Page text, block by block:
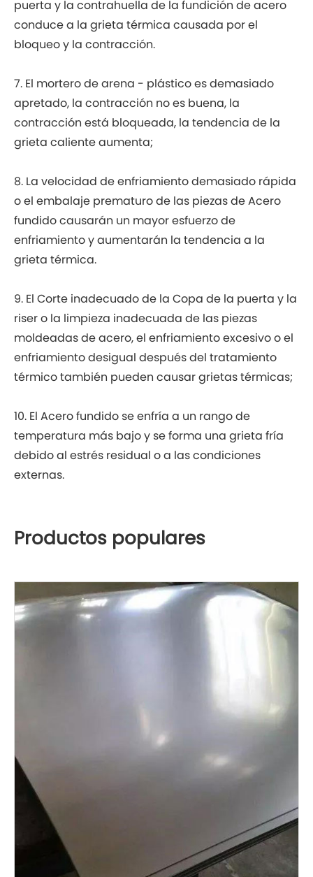
puerta y la contrahuella de la fundición de acero
conduce a la grieta térmica causada por el
bloqueo y la contracción.
7. El mortero de arena - plástico es demasiado
apretado, la contracción no es buena, la
contracción está bloqueada, la tendencia de la
grieta caliente aumenta;
8. La velocidad de enfriamiento demasiado rápida
o el embalaje prematuro de las piezas de Acero
fundido causarán un mayor esfuerzo de
enfriamiento y aumentarán la tendencia a la
grieta térmica.
9. El Corte inadecuado de la Copa de la puerta y la
riser o la limpieza inadecuada de las piezas
moldeadas de acero, el enfriamiento excesivo o el
enfriamiento desigual después del tratamiento
térmico también pueden causar grietas térmicas;
10. El Acero fundido se enfría a un rango de
temperatura más bajo y se forma una grieta fría
debido al estrés residual o a las condiciones
externas.
Productos populares